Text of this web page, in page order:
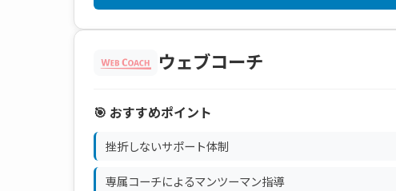
ウェブコーチ
🎯 おすすめポイント
挫折しないサポート体制
専属コーチによるマンツーマン指導